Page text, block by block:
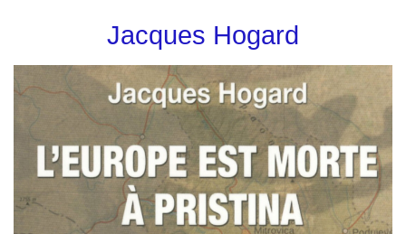
Jacques Hogard